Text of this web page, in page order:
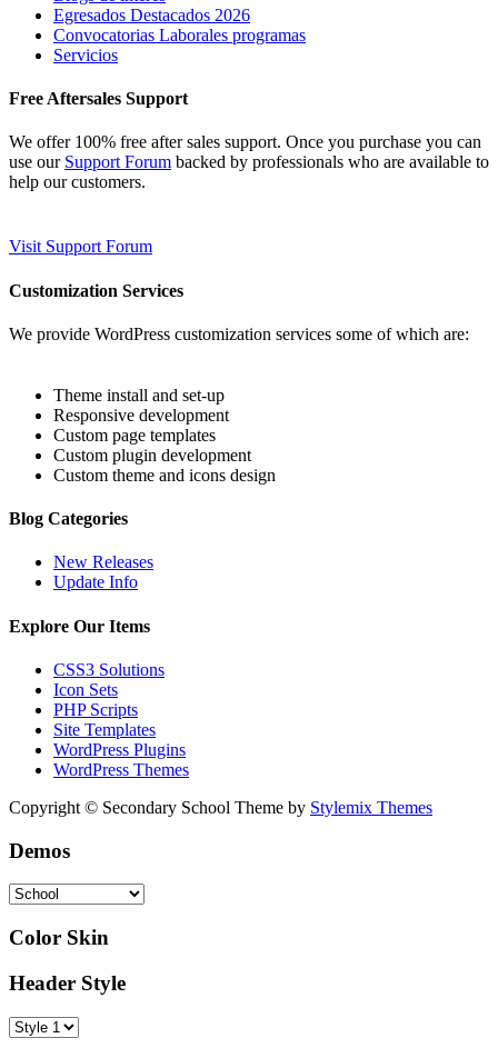
Egresados Destacados 2026
Convocatorias Laborales programas
Servicios
Free Aftersales Support
We offer 100% free after sales support. Once you purchase you can
use our Support Forum backed by professionals who are available to
help our customers.
Visit Support Forum
Customization Services
We provide WordPress customization services some of which are:
Theme install and set-up
Responsive development
Custom page templates
Custom plugin development
Custom theme and icons design
Blog Categories
New Releases
Update Info
Explore Our Items
CSS3 Solutions
Icon Sets
PHP Scripts
Site Templates
WordPress Plugins
WordPress Themes
Copyright © Secondary School Theme by Stylemix Themes
Demos
Color Skin
Header Style